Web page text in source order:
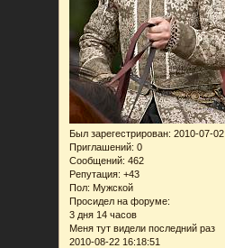
Был зарегестрирован: 2010-07-02
Приглашений: 0
Сообщений: 462
Репутация: +43
Пол: Мужской
Просидел на форуме:
3 дня 14 часов
Меня тут видели последний раз
2010-08-22 16:18:51